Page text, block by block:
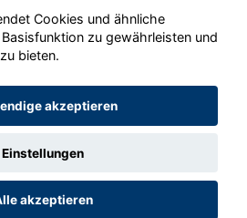
GmbH 2020 - 2026
Cookies und ähnliche
zu gewährleisten und
bieten.
akzeptieren
Einstellungen
akzeptieren